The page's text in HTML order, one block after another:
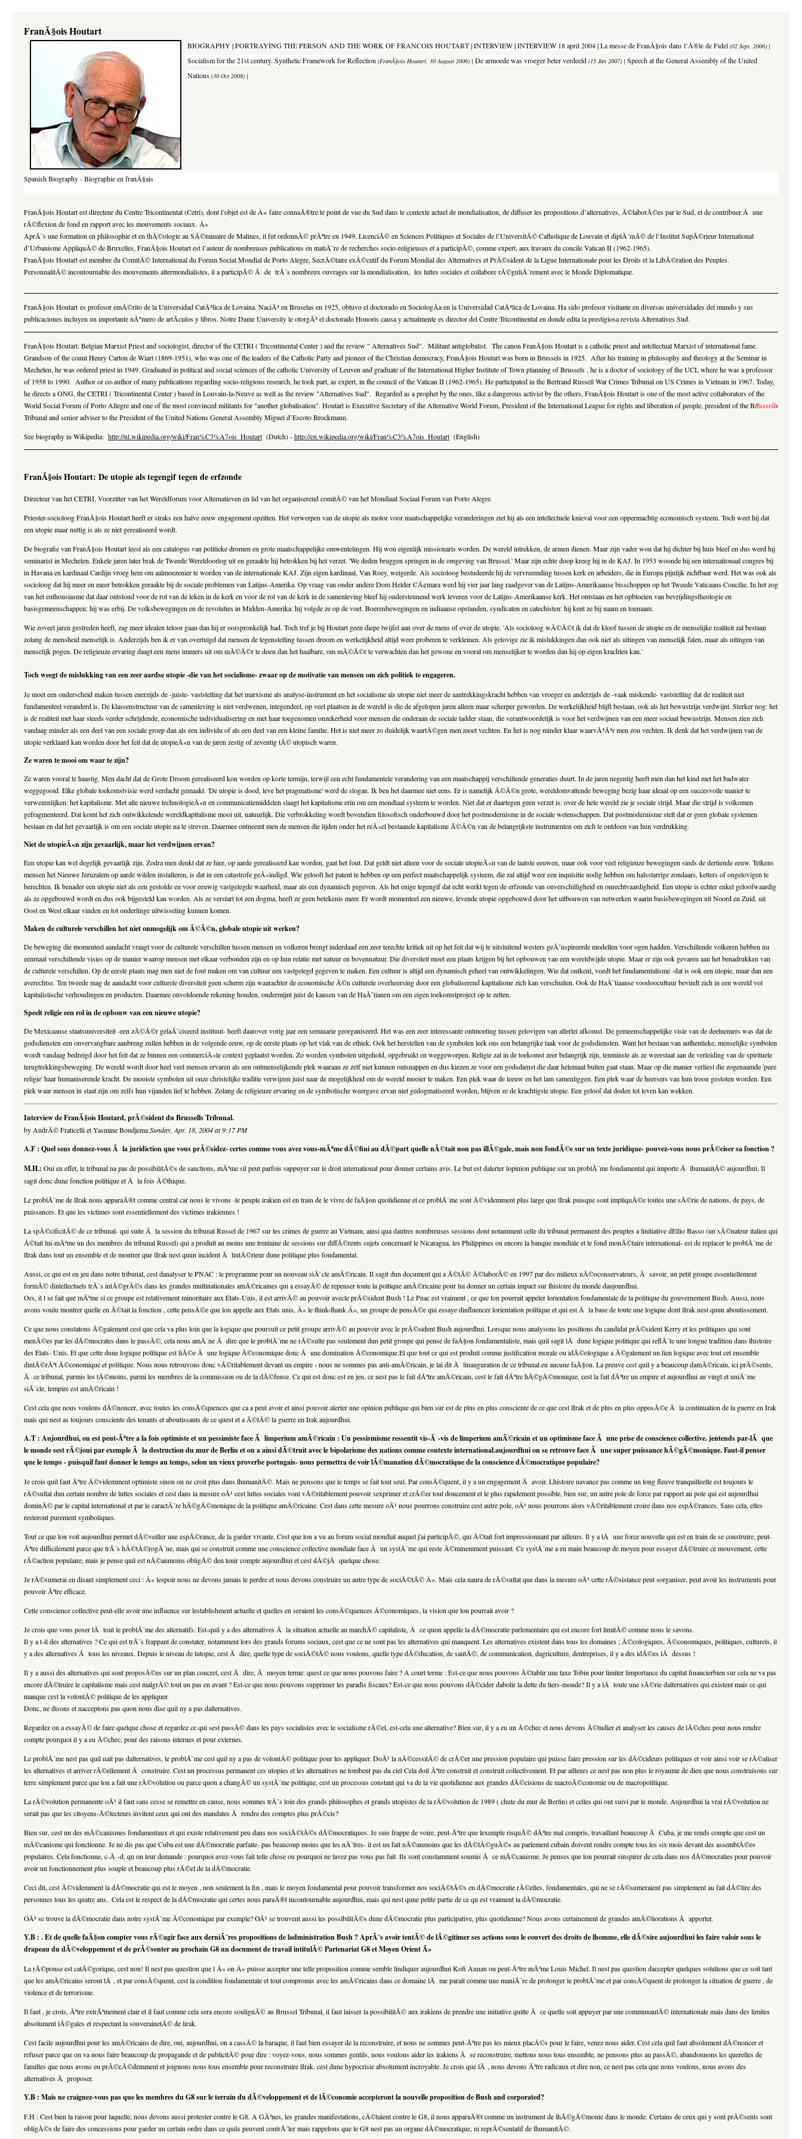
FranÃ§ois Houtart
BIOGRAPHY|PORTRAYING THE PERSON AND THE WORK OF FRANCOIS HOUTART|INTERVIEW|INTERVIEW 18 april 2004|La messe de FranÃ§ois dans l’Ã®le de Fidel (02 Sept. 2006) |
Socialism for the 21st century. Synthetic Framework for Reflection (FranÃ§ois Houtart, 30 August 2006) | De armoede was vroeger beter verdeeld (15 Jan 2007) | Speech at the General Assembly of the United
Nations (30 Oct 2008) |
Spanish Biography-Biographie en franÃ§ais
FranÃ§ois Houtart est directeur du Centre Tricontinental (Cetri), dont l’objet est de Â« faire connaÃ®tre le point de vue du Sud dans le contexte actuel de mondialisation, de diffuser les propositions d’alternatives, Ã©laborÃ©es par le Sud, et de contribuer Ã une
rÃ©flexion de fond en rapport avec les mouvements sociaux. Â»
AprÃ¨s une formation en philosophie et en thÃ©ologie au SÃ©minaire de Malines, il fut ordonnÃ© prÃªtre en 1949. LicenciÃ© en Sciences Politiques et Sociales de l’UniversitÃ© Catholique de Louvain et diplÃ´mÃ© de l’Institut SupÃ©rieur International
d’Urbanisme AppliquÃ© de Bruxelles, FranÃ§ois Houtart est l’auteur de nombreuses publications en matiÃ¨re de recherches socio-religieuses et a participÃ©, comme expert, aux travaux du concile Vatican II (1962-1965).
FranÃ§ois Houtart est membre du ComitÃ© International du Forum Social Mondial de Porto Alegre, SecrÃ©taire exÃ©cutif du Forum Mondial des Alternatives et PrÃ©sident de la Ligue Internationale pour les Droits et la LibÃ©ration des Peuples.
PersonnalitÃ© incontournable des mouvements altermondialistes, il a participÃ© Ã de trÃ¨s nombreux ouvrages sur la mondialisation, les luttes sociales et collabore rÃ©guliÃ¨rement avec le Monde Diplomatique.
FranÃ§ois Houtart es profesor emÃ©rito de la Universidad CatÃ³lica de Lovaina. NaciÃ³ en Bruselas en 1925, obtuvo el doctorado en SociologÃ­a en la Universidad CatÃ³lica de Lovaina. Ha sido profesor visitante en diversas universidades del mundo y sus
publicaciones incluyen un importante nÃºmero de artÃ­culos y libros. Notre Dame University le otorgÃ³ el doctorado Honoris causa y actualmente es director del Centre Tricontinental en donde edita la prestigiosa revista Alternatives Sud.
FranÃ§ois Houtart. Belgian Marxist Priest and sociologist, director of the CETRI ( Tricontinental Center ) and the review " Alternatives Sud". Militant antiglobalist. The canon FranÃ§ois Houtart is a catholic priest and intellectual Marxist of international fame.
Grandson of the count Henry Carton de Wiart (1869-1951), who was one of the leaders of the Catholic Party and pioneer of the Christian democracy, FranÃ§ois Houtart was born in Brussels in 1925. After his training in philosophy and theology at the Seminar in
Mechelen, he was ordered priest in 1949. Graduated in political and social sciences of the catholic University of Leuven and graduate of the International Higher Institute of Town planning of Brussels , he is a doctor of sociology of the UCL where he was a professor
of 1958 to 1990. Author or co-author of many publications regarding socio-religious research, he took part, as expert, in the council of the Vatican II (1962-1965). Heparticipated in the Bertrand Russell War Crimes Tribunal on US Crimes in Vietnam in 1967. Today,
he directs a ONG, the CETRI ( Tricontinental Center ) based in Louvain-la-Neuve as well as the review "Alternatives Sud". Regarded as a prophet by the ones, like a dangerous activist by the others, FranÃ§ois Houtart is one of the most active collaborators of the
World Social Forum of Porto Allegre and one of the most convinced militants for "another globalisation". Houtart is Executive Secretary of the Alternative World Forum, President of the International League for rights and liberation of people, president of the BRussells
Tribunaland senior adviser to the President of the United Nations General AssemblyMiguel d’Escoto Brockmann.
See biography in Wikipedia: http://nl.wikipedia.org/wiki/Fran%C3%A7ois_Houtart (Dutch) -http://en.wikipedia.org/wiki/Fran%C3%A7ois_Houtart (English)
FranÃ§ois Houtart: De utopie als tegengif tegen de erfzonde
Directeur van het CETRI, Voorzitter van het Wereldforum voor Alternatieven en lid van het organiserend comitÃ© van het Mondiaal Sociaal Forum van Porto Alegre.
Priester-socioloog FranÃ§ois Houtart heeft er straks een halve eeuw engagement opzitten. Het verwerpen van de utopie als motor voor maatschappelijke veranderingen ziet hij als een intellectuele knieval voor een oppermachtig economisch systeem. Toch weet hij dat
een utopie maar nuttig is als ze niet gerealiseerd wordt.
De biografie van FranÃ§ois Houtart leest als een catalogus van politieke dromen en grote maatschappelijke omwentelingen. Hij wou eigenlijk missionaris worden. De wereld intrekken, de armen dienen. Maar zijn vader wou dat hij dichter bij huis bleef en dus werd hij
seminarist in Mechelen. Enkele jaren later brak de Tweede Wereldoorlog uit en geraakte hij betrokken bij het verzet. 'We deden bruggen springen in de omgeving van Brussel.' Maar zijn echte doop kreeg hij in de KAJ. In 1953 woonde hij een internationaal congres bij
in Havana en kardinaal Cardijn vroeg hem om aalmoezenier te worden van de internationale KAJ. Zijn eigen kardinaal, Van Roey, weigerde. Als socioloog bestudeerde hij de vervreemding tussen kerk en arbeiders, die in Europa pijnlijk zichtbaar werd. Het was ook als
socioloog dat hij meer en meer betrokken geraakte bij de sociale problemen van Latijns-Amerika. Op vraag van onder andere Dom Helder CÃ¢mara werd hij vier jaar lang raadgever van de Latijns-Amerikaanse bisschoppen op het Tweede Vaticaans Concilie. In het zog
van het enthousiasme dat daar ontstond voor de rol van de leken in de kerk en voor de rol van de kerk in de samenleving bleef hij ondersteunend werk leveren voor de Latijns-Amerikaanse kerk. Het ontstaan en het opbloeien van bevrijdingstheologie en
basisgemeenschappen: hij was erbij. De volksbewegingen en de revoluties in Midden-Amerika: hij volgde ze op de voet. Boerenbewegingen en indiaanse opstanden, syndicaten en catechisten: hij kent ze bij naam en toenaam.
Wie zoveel jaren gestreden heeft, zag meer idealen teloor gaan dan hij er oorspronkelijk had. Toch tref je bij Houtart geen diepe twijfel aan over de mens of over de utopie. 'Als socioloog wÃ©Ã©t ik dat de kloof tussen de utopie en de menselijke realiteit zal bestaan
zolang de mensheid menselijk is. Anderzijds ben ik er van overtuigd dat mensen de tegenstelling tussen droom en werkelijkheid altijd weer proberen te verkleinen. Als gelovige zie ik mislukkingen dan ook niet als uitingen van menselijk falen, maar als uitingen van
menselijk pogen. De religieuze ervaring daagt een mens immers uit om mÃ©Ã©r te doen dan het haalbare, om mÃ©Ã©r te verwachten dan het gewone en vooral om menselijker te worden dan hij op eigen krachten kan.'
Toch weegt de mislukking van een zeer aardse utopie -die van het socialisme- zwaar op de motivatie van mensen om zich politiek te engageren.
Je moet een onderscheid maken tussen enerzijds de -juiste- vaststelling dat het marxisme als analyse-instrument en het socialisme als utopie niet meer de aantrekkingskracht hebben van vroeger en anderzijds de -vaak miskende- vaststelling dat de realiteit niet
fundamenteel veranderd is. De klassenstructuur van de samenleving is niet verdwenen, integendeel, op veel plaatsen in de wereld is die de afgelopen jaren alleen maar scherper geworden. De werkelijkheid blijft bestaan, ook als het bewustzijn verdwijnt. Sterker nog: het
is de realiteit met haar steeds verder schrijdende, economische individualisering en met haar toegenomen onzekerheid voor mensen die onderaan de sociale ladder staan, die verantwoordelijk is voor het verdwijnen van een meer sociaal bewustzijn. Mensen zien zich
vandaag minder als een deel van een sociale groep dan als een individu of als een deel van een kleine familie. Het is niet meer zo duidelijk waartÃ©gen men moet vechten. En het is nog minder klaar waarvÃ³Ã³r men zou vechten. Ik denk dat het verdwijnen van de
utopie verklaard kan worden door het feit dat de utopieÃ«n van de jaren zestig of zeventig tÃ© utopisch waren.
Ze waren te mooi om waar te zijn?
Ze waren vooral te haastig. Men dacht dat de Grote Droom gerealiseerd kon worden op korte termijn, terwijl een echt fundamentele verandering van een maatschappij verschillende generaties duurt. In de jaren negentig heeft men dan het kind met het badwater
weggegooid. Elke globale toekomstvisie werd verdacht gemaakt. 'De utopie is dood, leve het pragmatisme' werd de slogan. Ik ben het daarmee niet eens. Er is namelijk Ã©Ã©n grote, wereldomvattende beweging bezig haar ideaal op een succesvolle manier te
verwezenlijken: het kapitalisme. Met alle nieuwe technologieÃ«n en communicatiemiddelen slaagt het kapitalisme erin om een mondiaal systeem te worden. Niet dat er daartegen geen verzet is: over de hele wereld zie je sociale strijd. Maar die strijd is volkomen
gefragmenteerd. Dat komt het zich ontwikkelende wereldkapitalisme mooi uit, natuurlijk. Die verbrokkeling wordt bovendien filosofisch onderbouwd door het postmodernisme in de sociale wetenschappen. Dat postmodernisme stelt dat er geen globale systemen
bestaan en dat het gevaarlijk is om een sociale utopie na te streven. Daarmee ontneemt men de mensen die lijden onder het reÃ«el bestaande kapitalisme Ã©Ã©n van de belangrijkste instrumenten om zich te ontdoen van hun verdrukking.
Niet de utopieÃ«n zijn gevaarlijk, maar het verdwijnen ervan?
Een utopie kan wel degelijk gevaarlijk zijn. Zodra men denkt dat ze hier, op aarde gerealiseerd kan worden, gaat het fout. Dat geldt niet alleen voor de sociale utopieÃ«n van de laatste eeuwen, maar ook voor veel religieuze bewegingen sinds de dertiende eeuw. Telkens
mensen het Nieuwe Jeruzalem op aarde wilden installeren, is dat in een catastrofe geÃ«indigd. Wie gelooft het patent te hebben op een perfect maatschappelijk systeem, die zal altijd weer een inquisitie nodig hebben om halsstarrige zondaars, ketters of ongelovigen te
berechten. Ik benader een utopie niet als een gestolde en voor eeuwig vastgelegde waarheid, maar als een dynamisch gegeven. Als het enige tegengif dat echt werkt tegen de erfzonde van onverschilligheid en onrechtvaardigheid. Een utopie is echter enkel geloofwaardig
als ze opgebouwd wordt en dus ook bijgesteld kan worden. Als ze verstart tot een dogma, heeft ze geen betekenis meer. Er wordt momenteel een nieuwe, levende utopie opgebouwd door het uitbouwen van netwerken waarin basisbewegingen uit Noord en Zuid, uit
Oost en West elkaar vinden en tot onderlinge uitwisseling kunnen komen.
Maken de culturele verschillen het niet onmogelijk om Ã©Ã©n, globale utopie uit werken?
De beweging die momenteel aandacht vraagt voor de culturele verschillen tussen mensen en volkeren brengt inderdaad een zeer terechte kritiek uit op het feit dat wij te uitsluitend westers geÃ¯nspireerde modellen voor ogen hadden. Verschillende volkeren hebben nu
eenmaal verschillende visies op de manier waarop mensen met elkaar verbonden zijn en op hun relatie met natuur en bovennatuur. Die diversiteit moet een plaats krijgen bij het opbouwen van een wereldwijde utopie. Maar er zijn ook gevaren aan het benadrukken van
de culturele verschillen. Op de eerste plaats mag men niet de fout maken om van cultuur een vastgelegd gegeven te maken. Een cultuur is altijd een dynamisch geheel van ontwikkelingen. Wie dat ontkent, voedt het fundamentalisme -dat is ook een utopie, maar dan een
averechtse. Ten tweede mag de aandacht voor culturele diversiteit geen scherm zijn waarachter de economische Ã©n culturele overheersing door een globaliserend kapitalisme zich kan verschuilen. Ook de HaÃ¯tiaanse voodoocultuur bevindt zich in een wereld vol
kapitalistische verhoudingen en producten. Daarmee onvoldoende rekening houden, ondermijnt juist de kansen van de HaÃ¯tianen om een eigen toekomstproject op te zetten.
Speelt religie een rol in de opbouw van een nieuwe utopie?
De Mexicaanse staatsuniversiteit -een zÃ©Ã©r gelaÃ¯ciseerd instituut- heeft daarover vorig jaar een seminarie georganiseerd. Het was een zeer interessante ontmoeting tussen gelovigen van allerlei afkomst. De gemeenschappelijke visie van de deelnemers was dat de
godsdiensten een onvervangbare aanbreng zullen hebben in de volgende eeuw, op de eerste plaats op het vlak van de ethiek. Ook het herstellen van de symbolen leek ons een belangrijke taak voor de godsdiensten. Want het bestaan van authentieke, menselijke symbolen
wordt vandaag bedreigd door het feit dat ze binnen een commerciÃ«le context geplaatst worden. Zo worden symbolen uitgehold, opgebruikt en weggeworpen. Religie zal in de toekomst zeer belangrijk zijn, tenminste als ze weerstaat aan de verleiding van de spirituele
terugtrekkingsbeweging. De wereld wordt door heel veel mensen ervaren als een ontmenselijkende plek waaraan ze zelf niet kunnen ontsnappen en dus kiezen ze voor een godsdienst die daar helemaal buiten gaat staan. Maar op die manier verliest die zogenaamde 'pure
religie' haar humaniserende kracht. De mooiste symbolen uit onze christelijke traditie verwijzen juist naar de mogelijkheid om de wereld mooier te maken. Een plek waar de leeuw en het lam samenliggen. Een plek waar de heersers van hun troon gestoten worden. Een
plek waar mensen in staat zijn om zelfs hun vijanden lief te hebben. Zolang de religieuze ervaring en de symbolische weergave ervan niet gedogmatiseerd worden, blijven ze de krachtigste utopie. Een geloof dat doden tot leven kan wekken.
Interview de FranÃ§ois Houtard, prÃ©sident du Brussells Tribunal.
by AndrÃ© Fraticelli et Yasmine BoudjemaSunday, Apr. 18, 2004 at 9:17 PM
A.F : Quel sens donnez-vous Ã la juridiction que vous prÃ©sidez- certes comme vous avez vous-mÃªme dÃ©fini au dÃ©part quelle nÃ©tait non pas illÃ©gale, mais non fondÃ©e sur un texte juridique- pouvez-vous nous prÃ©ciser sa fonction ?
M.H.: Oui en effet, le tribunal na pas de possibilitÃ©s de sanctions, mÃªme sil peut parfois sappuyer sur le droit international pour donner certains avis. Le but est dalerter lopinion publique sur un problÃ¨me fondamental qui importe Ã lhumanitÃ© aujourdhui. Il
sagit donc dune fonction politique et Ã la fois Ã©thique.
Le problÃ¨me de lIrak nous apparaÃ®t comme central car nous le vivons -le peuple irakien est en train de le vivre de faÃ§on quotidienne et ce problÃ¨me sont Ã©videmment plus large que lIrak puisque sont impliquÃ©e toutes une sÃ©rie de nations, de pays, de
puissances. Et que les victimes sont essentiellement des victimes irakiennes !
La spÃ©cificitÃ© de ce tribunal- qui suite Ã la session du tribunal Russel de 1967 sur les crimes de guerre au Vietnam, ainsi qua dautres nombreuses sessions dont notamment celle du tribunal permanent des peuples a linitiative dEllio Basso (un sÃ©nateur italien qui
Ã©tait lui-mÃªme un des membres du tribunal Russel) qui a produit au moins une trentaine de sessions sur diffÃ©rents sujets concernant le Nicaragua, les Philippines ou encore la banque mondiale et le fond monÃ©taire international- est de replacer le problÃ¨me de
lIrak dans tout un ensemble et de montrer que lIrak nest quun incident Ã lintÃ©rieur dune politique plus fondamental.
Aussi, ce qui est en jeu dans notre tribunal, cest danalyser le PNAC : le programme pour un nouveau siÃ¨cle amÃ©ricain. Il sagit dun document qui a Ã©tÃ© Ã©laborÃ© en 1997 par des milieux nÃ©oconservateurs, Ã savoir, un petit groupe essentiellement
formÃ© dintellectuels trÃ¨s intÃ©grÃ©s dans les grandes multinationales amÃ©ricaines qui a essayÃ© de repenser toute la poltique amÃ©ricaine pour lui donner un certain impact sur lhistoire du monde daujourdhui.
Ors, il l se fait que mÃªme si ce groupe est relativement minoritaire aux Etats-Unis, il est arrivÃ© au pouvoir avecle prÃ©sident Bush ! Le Pnac est vraiment , ce que lon pourrait appeler lorientation fondamentale de la politique du gouvernement Bush. Aussi, nous
avons voulu montrer quelle en Ã©tait la fonction , cette pensÃ©e que lon appelle aux Etats unis, Â« le think-thank Â», un groupe de pensÃ©e qui essaye dinfluencer lorientation politique et qui est Ã la base de toute une logique dont lIrak nest quun aboutissement.
Ce que nous constatons Ã©galement cest que cela va plus loin que la logique que poursuit ce petit groupe arrivÃ© au pouvoir avec le prÃ©sident Bush aujourdhui. Lorsque nous analysons les positions du candidat prÃ©sident Kerry et les politiques qui sont
menÃ©es par les dÃ©mocrates dans le passÃ©, cela nous amÃ¨ne Ã dire que le problÃ¨me ne rÃ©sulte pas seulement dun petit groupe qui pense de faÃ§on fondamentaliste, mais quil sagit lÃ dune logique politique qui reflÃ¨te une longue tradition dans lhistoire
des Etats- Unis. Et que cette dune logique politique est liÃ©e Ã une logique Ã©conomique donc Ã une domination Ã©conomique.Et que tout ce qui est produit comme justification morale ou idÃ©ologique a Ã©galement un lien logique avec tout cet ensemble
dintÃ©rÃªt Ã©conomique et politique. Nous nous retrouvons donc vÃ©ritablement devant un empire - nous ne sommes pas anti-amÃ©ricain, je lai dit Ã linauguration de ce tribunal.en aucune faÃ§on. La preuve cest quil y a beaucoup damÃ©ricain, ici prÃ©sents,
Ã ce tribunal, parmis les tÃ©moins, parmi les membres de la commission ou de la dÃ©fense. Ce qui est donc est en jeu, ce nest pas le fait dÃªtre amÃ©ricain, cest le fait dÃªtre hÃ©gÃ©monique, cest la fait dÃªtre un empire et aujourdhui au vingt et uniÃ¨me
siÃ¨cle, lempire est amÃ©ricain !
Cest cela que nous voulons dÃ©noncer, avec toutes les consÃ©quences que ca a peut avoir et ainsi pouvoir alerter une opinion publique qui bien sur est de plus en plus consciente de ce que cest lIrak et de plus en plus opposÃ©e Ã la continuation de la guerre en Irak
mais qui nest as toujours consciente des tenants et aboutissants de ce quest et a Ã©tÃ© la guerre en Irak aujourdhui.
A.T : Aujourdhui, on est peut-Ãªtre a la fois optimiste et un pessimiste face Ã limperium amÃ©ricain : Un pessismisme ressentit vis-Ã -vis de limperium amÃ©ricain et un optimisme face Ã une prise de conscience collective. jentends par-lÃ que
le monde sest rÃ©joui par exemple Ã la destruction du mur de Berlin et on a ainsi dÃ©truit avec le bipolarisme des nations comme contexte international.aujourdhui on se retrouve face Ã une super puissance hÃ©gÃ©monique. Faut-il penser
que le temps - puisquil faut donner le temps au temps, selon un vieux proverbe portugais- nous permettra de voir lÃ©manation dÃ©mocratique de la conscience dÃ©mocratique populaire?
Je crois quil faut Ãªtre Ã©videmment optimiste sinon on ne croit plus dans lhumanitÃ©. Mais ne pensons que le temps se fait tout seul. Par consÃ©quent, il y a un engagement Ã avoir. Lhistoire navance pas comme un long fleuve tranquilleelle est toujours le
rÃ©sultat dun certain nombre de luttes sociales et cest dans la mesure oÃ¹ cest luttes sociales vont vÃ©ritablement pouvoir sexprimer et crÃ©er tout doucement et le plus rapidement possible, bien sur, un autre pole de force par rapport au pole qui est aujourdhui
dominÃ© par le capital international et par le caractÃ¨re hÃ©gÃ©monique de la politique amÃ©ricaine. Cest dans cette mesure oÃ¹ nous pourrons construire cest autre pole, oÃ¹ nous pourrons alors vÃ©ritablement croire dans nos espÃ©rances. Sans cela, elles
resteront purement symboliques.
Tout ce que lon voit aujourdhui permet dÃ©veiller une espÃ©rance, de la garder vivante. Cest que lon a vu au forum social mondial auquel j'ai participÃ©, qui Ã©tait fort impressionnant par ailleurs. Il y a lÃ une force nouvelle qui est en train de se construire, peut-
Ãªtre difficilement parce que trÃ¨s hÃ©tÃ©rogÃ¨ne, mais qui se construit comme une conscience collective mondiale face Ã un systÃ¨me qui reste Ã©minemment puissant. Ce systÃ¨me a en main beaucoup de moyen pour essayer dÃ©truire ce mouvement, cette
rÃ©action populaire, mais je pense quil est nÃ©anmoins obligÃ© den tenir compte aujourdhui et cest dÃ©jÃ quelque chose.
Je rÃ©sumerai en disant simplement ceci : Â« lespoir nous ne devons jamais le perdre et nous devons construire un autre type de sociÃ©tÃ© Â». Mais cela naura de rÃ©sultat que dans la mesure oÃ¹ cette rÃ©sistance peut sorganiser, peut avoir les instruments pour
pouvoir Ãªtre efficace.
Cette conscience collective peut-elle avoir une influence sur lestablishment actuelle et quelles en seraient les consÃ©quences Ã©conomiques, la vision que lon pourrait avoir ?
Je crois que vous poser lÃ tout le problÃ¨me des alternatifs. Est-quil y a des alternatives Ã la situation actuelle au marchÃ© capitaliste, Ã ce quon appelle la dÃ©mocratie parlementaire qui est encore fort limitÃ© comme nous le savons.
Il y a t-il des alternatives ? Ce qui est trÃ¨s frappant de constater, notamment lors des grands forums sociaux, cest que ce ne sont pas les alternatives qui manquent. Les alternatives existent dans tous les domaines ; Ã©cologiques, Ã©conomiques, politiques, culturels, il
y a des alternatives Ã tous les niveaux. Depuis le niveau de lutopie, cest Ã dire, quelle type de sociÃ©tÃ© nous voulons, quelle type dÃ©ducation, de santÃ©, de communication, dagriculture, dentreprises, il y a des idÃ©es lÃ dessus !
Il y a aussi des alternatives qui sont proposÃ©es sur un plan concret, cest Ã dire, Ã moyen terme: quest ce que nous pouvons faire ? A court terme : Est-ce que nous pouvons Ã©tablir une taxe Tobin pour limiter limportance du capital financierbien sur cela ne va pas
encore dÃ©truire le capitalisme mais cest malgrÃ© tout un pas en avant ? Est-ce que nous pouvons supprimer les paradis fiscaux? Est-ce que nous pouvons dÃ©cider dabolir la dette du tiers-monde? Il y a lÃ toute une sÃ©rie dalternatives qui existent mais ce qui
manque cest la volontÃ© politique de les appliquer.
Donc, ne disons et nacceptons pas quon nous dise quil ny a pas dalternatives.
Regardez on a essayÃ© de faire quelque chose et regardez ce qui sest passÃ© dans les pays socialistes avec le socialisme rÃ©el, est-cela une alternative? Bien sur, il y a eu un Ã©chec et nous devons Ã©tudier et analyser les causes de lÃ©chec pour nous rendre
compte pourquoi il y a eu Ã©chec, pour des raisons internes et pour externes.
Le problÃ¨me nest pas quil nait pas dalternatives, le problÃ¨me cest quil ny a pas de volontÃ© politique pour les appliquer. DoÃ¹ la nÃ©cessitÃ© de crÃ©er une pression populaire qui puisse faire pression sur les dÃ©cideurs politiques et voir ainsi voir se rÃ©aliser
les alternatives et arriver rÃ©ellement Ã construire. Cest un processus permanent ces utopies et les alternatives ne tombent pas du ciel Cela doit Ãªtre construit et construit collectivement. Et par ailleurs ce nest pas non plus le royaume de dieu que nous construisons sur
terre simplement parce que lon a fait une rÃ©volution ou parce quon a changÃ© un systÃ¨me politique, cest un processus constant qui va de la vie quotidienne aux grandes dÃ©cisions de macroÃ©conomie ou de macropolitique.
La rÃ©volution permanente oÃ¹ il faut sans cesse se remettre en cause, nous sommes trÃ¨s loin des grands philosophes et grands utopistes de la rÃ©volution de 1989 ( chute du mur de Berlin) et celles qui ont suivi par le monde. Aujourdhui la vrai rÃ©volution ne
serait pas que les citoyens-Ã©lecteurs invitent ceux qui ont des mandates Ã rendre des comptes plus prÃ©cis?
Bien sur, cest un des mÃ©canismes fondamentaux et qui existe relativement peu dans nos sociÃ©tÃ©s dÃ©mocratiques. Je suis frappe de voire, peut-Ãªtre que lexemple risquÃ© dÃªtre mal compris, travaillant beaucoup Ã Cuba, je me rends compte que cest un
mÃ©canisme qui fonctionne. Je ne dis pas que Cuba est une dÃ©mocratie parfaite- pas beaucoup moins que les nÃ´tres- il est un fait nÃ©anmoins que les dÃ©lÃ©guÃ©s au parlement cubain doivent rendre compte tous les six mois devant des assemblÃ©es
populaires. Cela fonctionne, c-Ã -d, qu on leur demande : pourquoi avez-vous fait telle chose ou pourquoi ne lavez pas vous pas fait. Ils sont constamment soumis Ã ce mÃ©canisme. Je penses que lon pourrait sinspirer de cela dans nos dÃ©mocraties pour pouvoir
avoir un fonctionnement plus souple et beaucoup plus rÃ©el de la dÃ©mocratie.
Ceci dit, cest Ã©videmment la dÃ©mocratie qui est le moyen , non seulement la fin , mais le moyen fondamental pour pouvoir transformer nos sociÃ©tÃ©s en dÃ©mocratie rÃ©elles, fondamentales, qui ne se rÃ©sumeraient pas simplement au fait dÃ©lire des
personnes tous les quatre ans.. Cela est le respect de la dÃ©mocratie qui certes nous paraÃ®t incontournable aujourdhui, mais qui nest qune petite partie de ce qu est vraiment la dÃ©mocratie.
OÃ¹ se trouve la dÃ©mocratie dans notre systÃ¨me Ã©conomique par exemple? OÃ¹ se trouvent aussi les possibilitÃ©s dune dÃ©mocratie plus participative, plus quotidienne? Nous avons certainement de grandes amÃ©liorations Ã apporter.
Y.B : . Et de quelle faÃ§on compter vous rÃ©agir face aux derniÃ¨res propositions de ladministration Bush ? AprÃ¨s avoir tentÃ© de lÃ©gitimer ses actions sous le couvert des droits de lhomme, elle dÃ©sire aujourdhui les faire valoir sous le
drapeau du dÃ©veloppement et de prÃ©senter au prochain G8 un document de travail intitulÃ© Partenariat G8 et Moyen Orient Â»
La rÃ©ponse est catÃ©gorique, cest non! Il nest pas question que l Â« on Â» puisse accepter une telle proposition comme semble lindiquer aujourdhui Kofi Annan ou peut-Ãªtre mÃªme Louis Michel. Il nest pas question daccepter quelques solutions que ce soit tant
que les amÃ©ricains seront lÃ , et par consÃ©quent, cest la condition fondamentale et tout compromis avec les amÃ©ricains dans ce domaine lÃ me parait comme une maniÃ¨re de prolonger le problÃ¨me et par consÃ©quent de prolonger la situation de guerre , de
violence et de terrorisme.
Il faut , je crois, Ãªtre extrÃªmement clair et il faut comme cela sera encore soulignÃ© au Brussel Tribunal, il faut laisser la possibilitÃ© aux irakiens de prendre une initiative quitte Ã ce quelle soit appuyer par une communautÃ© internationale mais dans des limites
absolument lÃ©gales et respectant la souverainetÃ© de lirak.
Cest facile aujourdhui pour les amÃ©ricains de dire, oui, aujourdhui, on a cassÃ© la baraque, il faut bien essayer de la reconstruire, et nous ne sommes peut-Ãªtre pas les mieux placÃ©s pour le faire, venez nous aider. Cest cela quil faut absolument dÃ©noncer et
refuser parce que on va nous faire beaucoup de propagande et de publicitÃ© pour dire : voyez-vous, nous sommes gentils, nous voulons aider les irakiens Ã se reconstruire, mettons nous tous ensemble, ne pensons plus au passÃ©, abandonnons les querelles de
familles que nous avons eu prÃ©cÃ©demment et joignons nous tous ensemble pour reconstruire lIrak. cest dune hypocrisie absolument incroyable. Je crois que lÃ , nous devons Ãªtre radicaux et dire non, ce nest pas cela que nous voulons, nous avons des
alternatives Ã proposer.
Y.B : Mais ne craignez-vous pas que les membres du G8 sur le terrain du dÃ©veloppement et de lÃ©conomie accepteront la nouvelle proposition de Bush and corporated?
F.H : Cest bien la raison pour laquelle, nous devons aussi protester contre le G8. A GÃªnes, les grandes manifestations, cÃ©taient contre le G8, il nous apparaÃ®t comme un instrument de lhÃ©gÃ©monie dans le monde. Certains de ceux qui y sont prÃ©sents sont
obligÃ©s de faire des concessions pour garder un certain ordre dans ce quils peuvent contrÃ´ler mais rappelons que le G8 nest pas un organe dÃ©mocratique, ni reprÃ©sentatif de lhumanitÃ©.